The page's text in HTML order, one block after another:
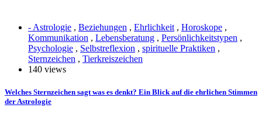
- Astrologie , Beziehungen , Ehrlichkeit , Horoskope ,
Kommunikation , Lebensberatung , Persönlichkeitstypen ,
Psychologie , Selbstreflexion , spirituelle Praktiken ,
Sternzeichen , Tierkreiszeichen
140 views
Welches Sternzeichen sagt was es denkt? Ein Blick auf die ehrlichen Stimmen
der Astrologie